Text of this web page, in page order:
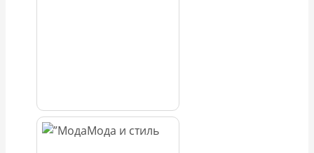
Мода и стиль